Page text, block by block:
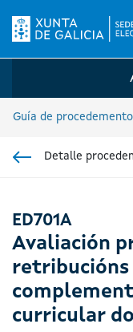
Logo da
Guía de
Detalle
ED701A
Avaliación
retribucións
curricular